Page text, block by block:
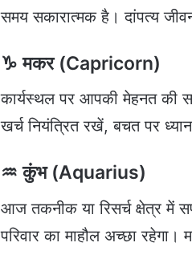
समय सकारात्मक है। दांपत्य
♑ मकर (Capricorn)
कार्यस्थल पर आपकी मेहनत की
खर्च नियंत्रित रखें, बचत पर
♒ कुंभ (Aquarius)
आज तकनीक या रिसर्च क्षेत्र में
परिवार का माहौल अच्छा रहेगा।